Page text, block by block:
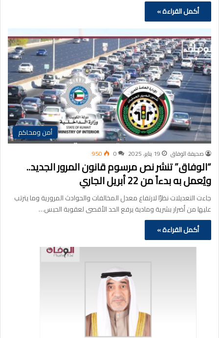
أكمل القراءة »
أمن ومحاكم
صحيفة الوفاق 19 يناير، 2025 0
950
“الوفاق” تنشر نص مرسوم قانون المرور الجديد..
ويُعمل به بدءاً من 22 أبريل الجاري
جاءت التعديلات نظرًا لارتفاع معدل المخالفات والحوادث المرورية وما يترتب
عليها من أضرار بشرية ومادية يرفع الحد الأقصى لعقوبة الحبس…
أكمل القراءة »